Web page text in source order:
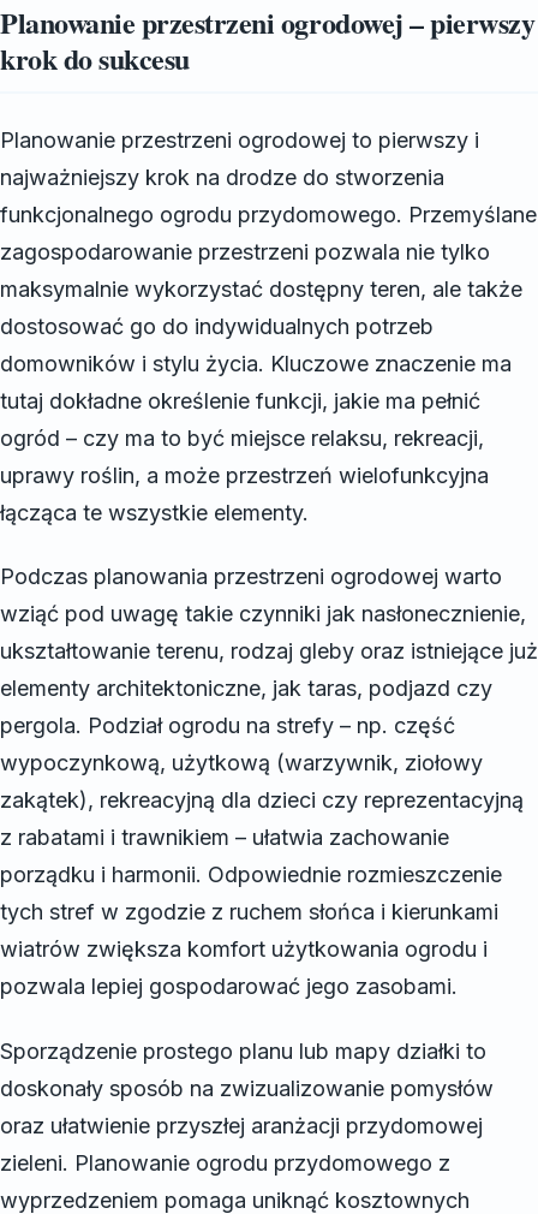
Planowanie przestrzeni ogrodowej – pierwszy
krok do sukcesu
Planowanie przestrzeni ogrodowej to pierwszy i
najważniejszy krok na drodze do stworzenia
funkcjonalnego ogrodu przydomowego. Przemyślane
zagospodarowanie przestrzeni pozwala nie tylko
maksymalnie wykorzystać dostępny teren, ale także
dostosować go do indywidualnych potrzeb
domowników i stylu życia. Kluczowe znaczenie ma
tutaj dokładne określenie funkcji, jakie ma pełnić
ogród – czy ma to być miejsce relaksu, rekreacji,
uprawy roślin, a może przestrzeń wielofunkcyjna
łącząca te wszystkie elementy.
Podczas planowania przestrzeni ogrodowej warto
wziąć pod uwagę takie czynniki jak nasłonecznienie,
ukształtowanie terenu, rodzaj gleby oraz istniejące już
elementy architektoniczne, jak taras, podjazd czy
pergola. Podział ogrodu na strefy – np. część
wypoczynkową, użytkową (warzywnik, ziołowy
zakątek), rekreacyjną dla dzieci czy reprezentacyjną
z rabatami i trawnikiem – ułatwia zachowanie
porządku i harmonii. Odpowiednie rozmieszczenie
tych stref w zgodzie z ruchem słońca i kierunkami
wiatrów zwiększa komfort użytkowania ogrodu i
pozwala lepiej gospodarować jego zasobami.
Sporządzenie prostego planu lub mapy działki to
doskonały sposób na zwizualizowanie pomysłów
oraz ułatwienie przyszłej aranżacji przydomowej
zieleni. Planowanie ogrodu przydomowego z
wyprzedzeniem pomaga uniknąć kosztownych